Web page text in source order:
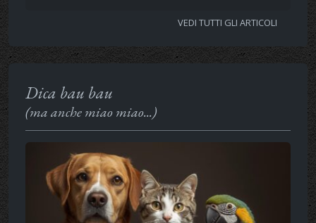
VEDI TUTTI GLI ARTICOLI
Dica bau bau
(ma anche miao miao...)